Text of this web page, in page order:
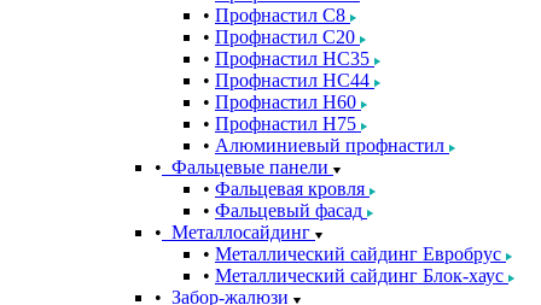
Профнастил С8
Профнастил С20
Профнастил НС35
Профнастил НС44
Профнастил Н60
Профнастил Н75
Алюминиевый профнастил
Фальцевые панели
Фальцевая кровля
Фальцевый фасад
Металлосайдинг
Металлический сайдинг Евробрус
Металлический сайдинг Блок-хаус
Забор-жалюзи